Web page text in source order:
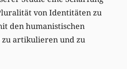
von Identitäten zu
den humanistischen
artikulieren und zu